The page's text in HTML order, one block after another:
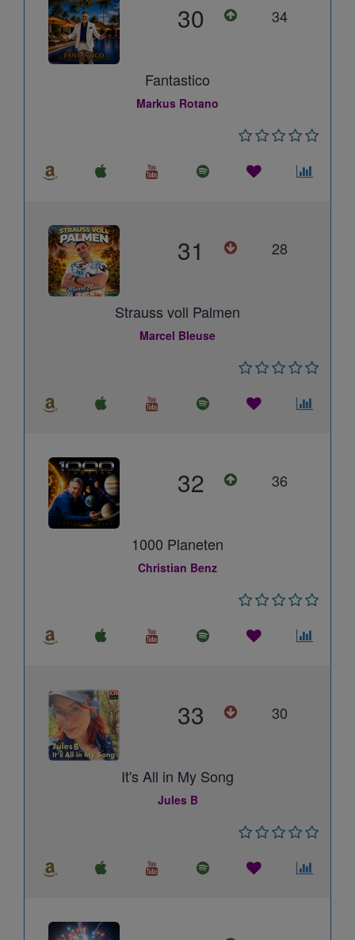
30 34
Fantastico
Markus Rotano
31 28
Strauss voll Palmen
Marcel Bleuse
32 36
1000 Planeten
Christian Benz
33 30
It's All in My Song
Jules B